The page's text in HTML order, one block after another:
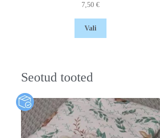
7,50 €
Vali
Seotud tooted